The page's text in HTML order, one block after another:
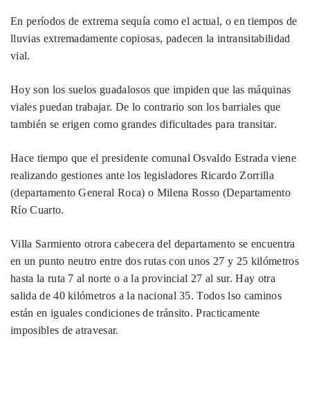
En períodos de extrema sequía como el actual, o en tiempos de
lluvias extremadamente copiosas, padecen la intransitabilidad
vial.
Hoy son los suelos guadalosos que impiden que las máquinas
viales puedan trabajar. De lo contrario son los barriales que
también se erigen como grandes dificultades para transitar.
Hace tiempo que el presidente comunal Osvaldo Estrada viene
realizando gestiones ante los legisladores Ricardo Zorrilla
(departamento General Roca) o Milena Rosso (Departamento
Río Cuarto.
Villa Sarmiento otrora cabecera del departamento se encuentra
en un punto neutro entre dos rutas con unos 27 y 25 kilómetros
hasta la ruta 7 al norte o a la provincial 27 al sur. Hay otra
salida de 40 kilómetros a la nacional 35. Todos lso caminos
están en iguales condiciones de tránsito. Practicamente
imposibles de atravesar.